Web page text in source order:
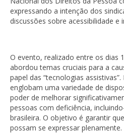
expressando a intenção dos
discussões sobre acessibilidade e
O evento, realizado entre os dias
abordou temas cruciais para a
papel das “tecnologias
englobam uma variedade de
poder de melhorar
pessoas com deficiência,
brasileira. O objetivo é garantir
possam se expressar plenamente.